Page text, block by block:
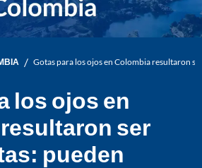
/ Gotas para los ojos en Colombia resultaron
los ojos en
ser
pueden